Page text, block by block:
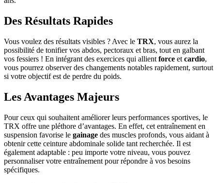
Des Résultats Rapides
Vous voulez des résultats visibles ? Avec le TRX, vous aurez la
possibilité de tonifier vos abdos, pectoraux et bras, tout en galbant
vos fessiers ! En intégrant des exercices qui allient force et cardio,
vous pourrez observer des changements notables rapidement, surtout
si votre objectif est de perdre du poids.
Les Avantages Majeurs
Pour ceux qui souhaitent améliorer leurs performances sportives, le
TRX offre une pléthore d’avantages. En effet, cet entraînement en
suspension favorise le gainage des muscles profonds, vous aidant à
obtenir cette ceinture abdominale solide tant recherchée. Il est
également adaptable : peu importe votre niveau, vous pouvez
personnaliser votre entraînement pour répondre à vos besoins
spécifiques.